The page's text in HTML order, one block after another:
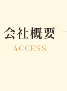
会社概要
ACCESS